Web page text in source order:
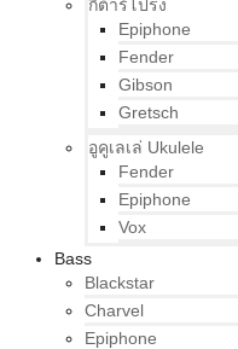
กีต้าร์โปร่ง
Epiphone
Fender
Gibson
Gretsch
อูคูเลเล่ Ukulele
Fender
Epiphone
Vox
Bass
Blackstar
Charvel
Epiphone